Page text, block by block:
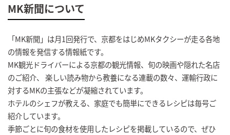
MK新聞について
「MK新聞」は月1回発行で、京都をはじめMKタクシーが走る各地
の情報を発信する情報紙です。
MK観光ドライバーによる京都の観光情報、旬の映画や隠れた名店
のご紹介、 楽しい読み物から教養になる連載の数々、運輸行政に
対するMKの主張などが凝縮されています。
ホテルのシェフが教える、家庭でも簡単にできるレシピは毎号ご
紹介しています。
季節ごとに旬の食材を使用したレシピを掲載しているので、ぜひ